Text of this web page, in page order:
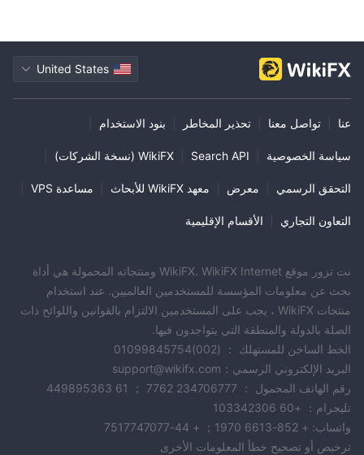
United States
عنا تواصل معنا تحذير المخاطر بنود الاستخدام
سياسة الخصوصية Search API WikiFX (نسخة الشركات)
التحقق الرسمي معرض معهد WikiFX للأبحاث مساعدة VPS
التعاون التجاري الأقسام الإقليمية
نت تزور موقع WikiFX. WikiFX Internet ومنتجاته المحمولة هي أداة
بحث عن معلومات المؤسسة للمستخدمين العالميين. عند استخدام
منتجات WikiFX ، يجب على المستخدمين الالتزام بالقوانين واللوائح ذات
الصلة بالدولة والمنطقة التي يتواجدون فيها.
الخط الساخن للمستهلك ： (002)01099845754
البريد الإلكتروني الرسمي：support@wikifx.com
رقم الهاتف المحمول ： 234706777 7762 ； 61 449895363
تليجرام： +60 103342306
واتساب: + 852-6613 1970； + 44-7517747077
ترخيص أو تصحيح خطأ المعلومات الأخرى